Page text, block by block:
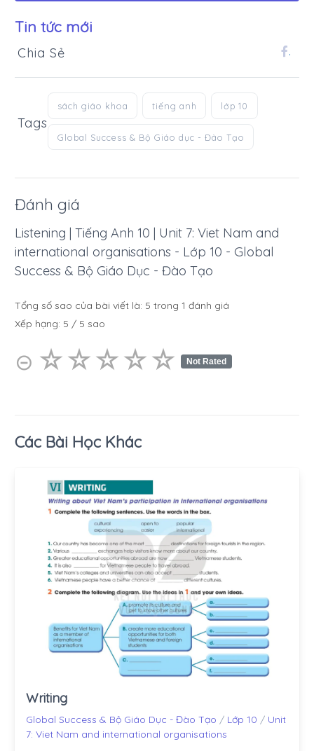
Tin tức mới
Chia Sẻ .
Tags
sách giáo khoa tiếng anh lớp 10
Global Success & Bộ Giáo dục - Đào Tạo
Đánh giá
Listening | Tiếng Anh 10 | Unit 7: Viet Nam and
international organisations - Lớp 10 - Global
Success & Bộ Giáo Dục - Đào Tạo
Tổng số sao của bài viết là: 5 trong 1 đánh giá
Xếp hạng: 5 / 5 sao
⊝ ☆☆☆☆☆
★★★★★ Not Rated
Các Bài Học Khác
Writing
Global Success & Bộ Giáo Dục - Đào Tạo / Lớp 10 / Unit
7: Viet Nam and international organisations